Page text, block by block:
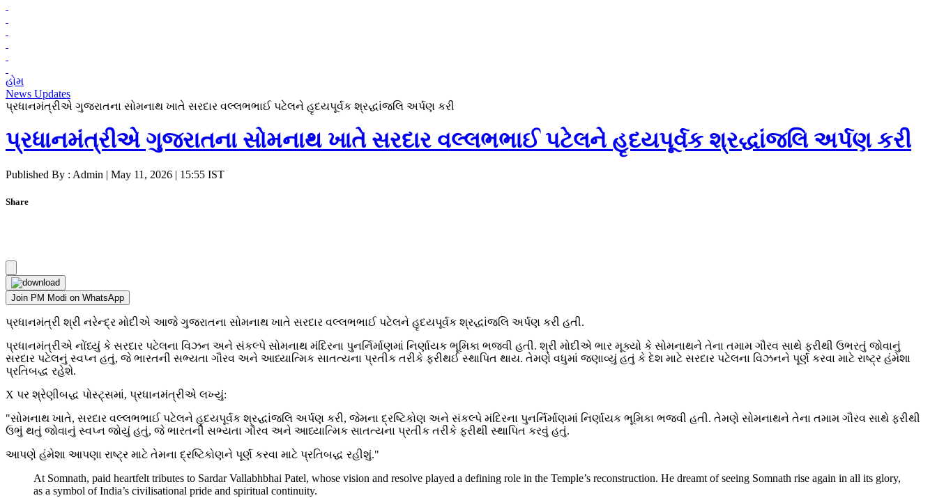
હોમ
News Updates
પ્રધાનમંત્રીએ ગુજરાતના સોમનાથ ખાતે સરદાર વલ્લભભાઈ પટેલને હૃદયપૂર્વક શ્રદ્ધાંજલિ અર્પણ કરી
પ્રધાનમંત્રીએ ગુજરાતના સોમનાથ ખાતે સરદાર વલ્લભભાઈ પટેલને હૃદયપૂર્વક શ્રદ્ધાંજલિ અર્પણ કરી
Published By : Admin | May 11, 2026 | 15:55 IST
Share
Join PM Modi on WhatsApp
પ્રધાનમંત્રી શ્રી નરેન્દ્ર મોદીએ આજે ગુજરાતના સોમનાથ ખાતે સરદાર વલ્લભભાઈ પટેલને હૃદયપૂર્વક શ્રદ્ધાંજલિ અર્પણ કરી હતી.
પ્રધાનમંત્રીએ નોંધ્યું કે સરદાર પટેલના વિઝન અને સંકલ્પે સોમનાથ મંદિરના પુનર્નિર્માણમાં નિર્ણાયક ભૂમિકા ભજવી હતી. શ્રી મોદીએ ભાર મૂક્યો કે સોમનાથને તેના તમામ ગૌરવ સાથે ફરીથી ઉભરતું જોવાનું
સરદાર પટેલનું સ્વપ્ન હતું, જે ભારતની સભ્યતા ગૌરવ અને આધ્યાત્મિક સાતત્યના પ્રતીક તરીકે ફરીથઈ સ્થાપિત થાય. તેમણે વધુમાં જણાવ્યું હતું કે દેશ માટે સરદાર પટેલના વિઝનને પૂર્ણ કરવા માટે રાષ્ટ્ર હંમેશા
પ્રતિબદ્ધ રહેશે.
X પર શ્રેણીબદ્ધ પોસ્ટ્સમાં, પ્રધાનમંત્રીએ લખ્યું:
"સોમનાથ ખાતે, સરદાર વલ્લભભાઈ પટેલને હૃદયપૂર્વક શ્રદ્ધાંજલિ અર્પણ કરી, જેમના દ્રષ્ટિકોણ અને સંકલ્પે મંદિરના પુનર્નિર્માણમાં નિર્ણાયક ભૂમિકા ભજવી હતી. તેમણે સોમનાથને તેના તમામ ગૌરવ સાથે ફરીથી
ઉભું થતું જોવાનું સ્વપ્ન જોયું હતું, જે ભારતની સભ્યતા ગૌરવ અને આધ્યાત્મિક સાતત્યના પ્રતીક તરીકે ફરીથી સ્થાપિત કરવું હતું.
આપણે હંમેશા આપણા રાષ્ટ્ર માટે તેમના દ્રષ્ટિકોણને પૂર્ણ કરવા માટે પ્રતિબદ્ધ રહીશું."
At Somnath, paid heartfelt tributes to Sardar Vallabhbhai Patel, whose vision and resolve played a defining role in the Temple’s reconstruction. He dreamt of seeing Somnath rise again in all its glory,
as a symbol of India’s civilisational pride and spiritual continuity.